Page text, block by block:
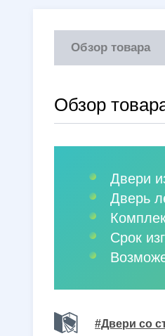
Обзор товара
Обзор
Двери
Дверь
Срок
#Двери со